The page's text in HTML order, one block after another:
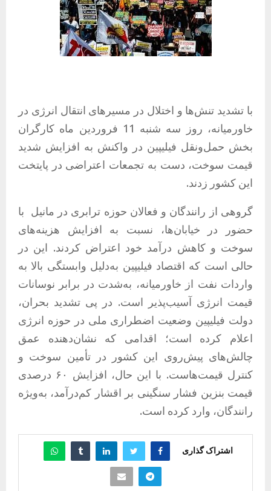
با تشدید تنش‌ها و اختلال در مسیرهای انتقال انرژی در
خاورمیانه، روز سه شنبه 11 فروردین ماه کارگران
بخش حمل‌ونقل فیلیپین در واکنش به افزایش شدید
قیمت سوخت، دست به تجمعات اعتراضی در پایتخت
این کشور زدند.
گروهی از رانندگان و فعالان حوزه ترابری در مانیل با
حضور در خیابان‌ها، نسبت به افزایش هزینه‌های
سوخت و کاهش درآمد خود اعتراض کردند. این در
حالی است که اقتصاد فیلیپین به‌دلیل وابستگی بالا به
واردات نفت از خاورمیانه، به‌شدت در برابر نوسانات
قیمت انرژی آسیب‌پذیر است. در پی تشدید بحران،
دولت فیلیپین وضعیت اضطراری ملی در حوزه انرژی
اعلام کرده است؛ اقدامی که نشان‌دهنده عمق
چالش‌های پیش‌روی این کشور در تأمین سوخت و
کنترل قیمت‌هاست. با این حال، افزایش ۶۰ درصدی
قیمت بنزین فشار سنگینی بر اقشار کم‌درآمد، به‌ویژه
رانندگان، وارد کرده است.
اشتراک گذاری